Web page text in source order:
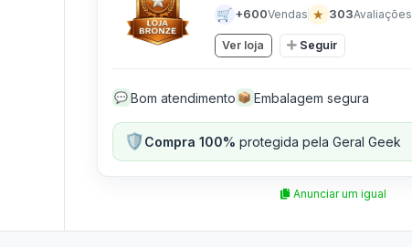
🛒 +600Vendas ★ 303Avaliações
Ver loja Seguir
💬 Bom atendimento 📦 Embalagem segura
🛡️Compra 100% protegida pela Geral Geek
Anunciar um igual